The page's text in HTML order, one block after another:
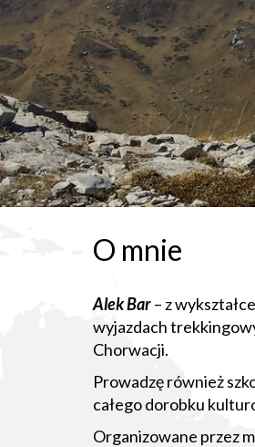
O mnie
Alek Bar– z
wyjazdach
Chorwacji.
Prowadzę również
całego dorobku
Organizowane przez